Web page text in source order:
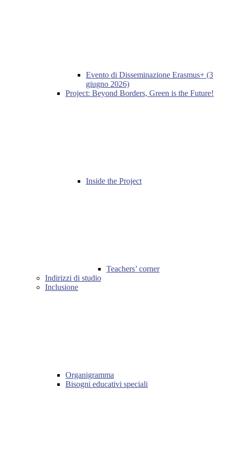
Evento di Disseminazione Erasmus+ (3
giugno 2026)
Project: Beyond Borders, Green is the Future!
Inside the Project
Teachers’ corner
Indirizzi di studio
Inclusione
Organigramma
Bisogni educativi speciali